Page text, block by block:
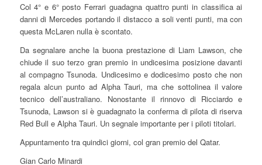
Col 4° e 6° posto Ferrari guadagna quattro punti in classifica ai
danni di Mercedes portando il distacco a soli venti punti, ma con
questa McLaren nulla è scontato.
Da segnalare anche la buona prestazione di Liam Lawson, che
chiude il suo terzo gran premio in undicesima posizione davanti
al compagno Tsunoda. Undicesimo e dodicesimo posto che non
regala alcun punto ad Alpha Tauri, ma che sottolinea il valore
tecnico dell’australiano. Nonostante il rinnovo di Ricciardo e
Tsunoda, Lawson si è guadagnato la conferma di pilota di riserva
Red Bull e Alpha Tauri. Un segnale importante per i piloti titolari.
Appuntamento tra quindici giorni, col gran premio del Qatar.
Gian Carlo Minardi